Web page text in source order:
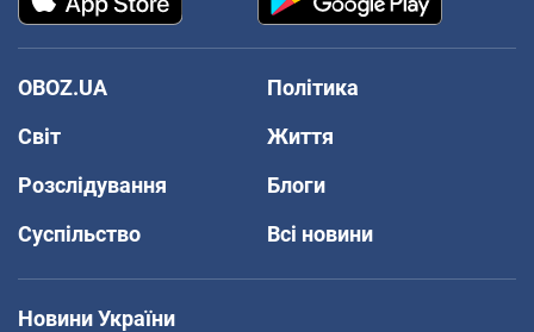
OBOZ.UA
Політика
Світ
Життя
Розслідування
Блоги
Суспільство
Всі новини
Новини України